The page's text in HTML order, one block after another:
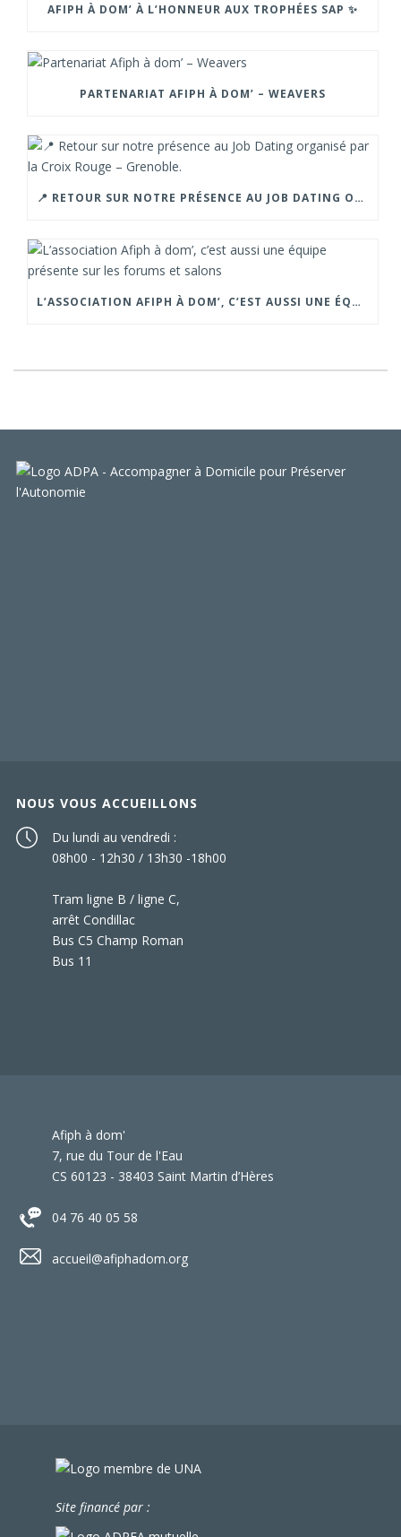
AFIPH À DOM’ À L’HONNEUR AUX TROPHÉES SAP ✨
PARTENARIAT AFIPH À DOM’ – WEAVERS
📍 RETOUR SUR NOTRE PRÉSENCE AU JOB DATING ORGANISÉ PAR LA CROIX ROUGE – GRENOBLE.
L’ASSOCIATION AFIPH À DOM’, C’EST AUSSI UNE ÉQUIPE PRÉSENTE SUR LES FORUMS ET SALONS
NOUS VOUS ACCUEILLONS
Du lundi au vendredi :
08h00 - 12h30 / 13h30 -18h00
Tram ligne B / ligne C,
arrêt Condillac
Bus C5 Champ Roman
Bus 11
Afiph à dom'
7, rue du Tour de l'Eau
CS 60123 - 38403 Saint Martin d’Hères
04 76 40 05 58
accueil@afiphadom.org
Site financé par :